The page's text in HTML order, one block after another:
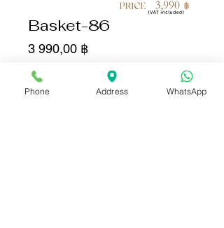
Basket-86
3 990,00 ฿Цена
Количество
Phone Address WhatsApp